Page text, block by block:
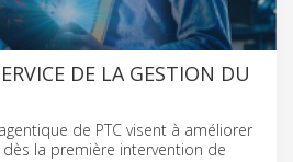
DE LA GESTION DU
de PTC visent à améliorer
la première intervention de